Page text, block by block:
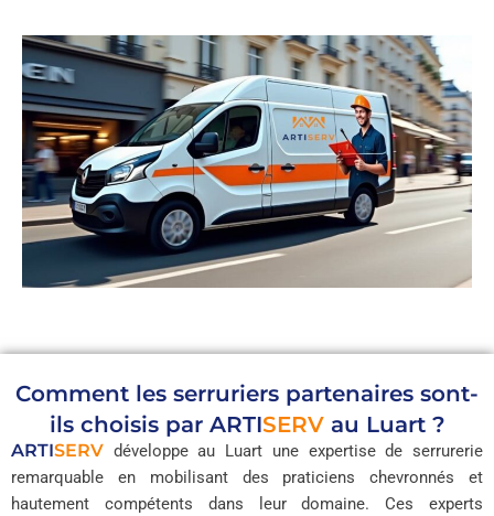
Comment les serruriers partenaires sont-
ils choisis par ARTISERVau Luart ?
ARTISERV développe au Luart une expertise de serrurerie
remarquable en mobilisant des praticiens chevronnés et
hautement compétents dans leur domaine. Ces experts